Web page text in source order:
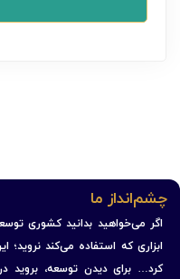
چشم‌انداز ما
اگر می‌خواهید بدانید کشوری
ابزاری که استفاده می‌کند نروید؛
کرد… برای دیدن توسعه، بروید